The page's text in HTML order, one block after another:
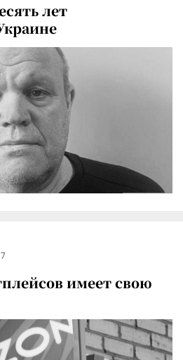
лет
имеет свою